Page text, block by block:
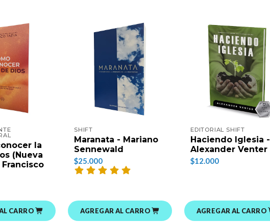
la
(Nueva
CARRO
SHIFT
Maranata - Mariano
Sennewald
$25.000
AGREGAR AL CARRO
EDITORIAL SHIFT
Haciendo Iglesia -
Alexander Venter
$12.000
AGREGAR AL CARRO